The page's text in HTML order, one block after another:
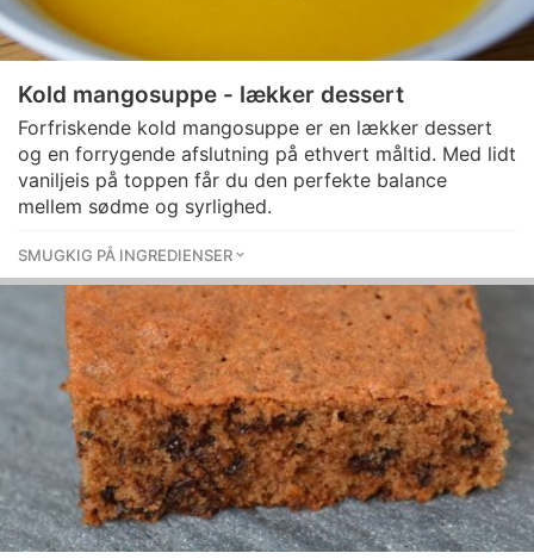
Kold mangosuppe - lækker dessert
Forfriskende kold mangosuppe er en lækker dessert
og en forrygende afslutning på ethvert måltid. Med lidt
vaniljeis på toppen får du den perfekte balance
mellem sødme og syrlighed.
SMUGKIG PÅ INGREDIENSER